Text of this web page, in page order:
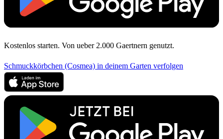
Kostenlos starten. Von ueber 2.000 Gaertnern genutzt.
Schmuckkörbchen (Cosmea) in deinem Garten verfolgen